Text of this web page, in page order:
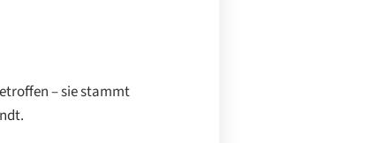
– sie stammt